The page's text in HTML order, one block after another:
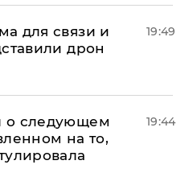
для связи и
дрон
19:49
о следующем
на то,
19:44